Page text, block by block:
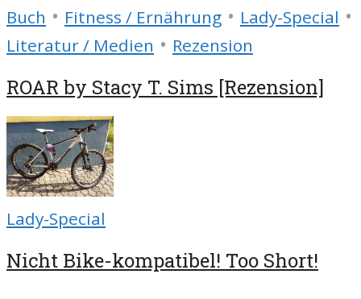
Buch • Fitness / Ernährung • Lady-Special •
Literatur / Medien • Rezension
ROAR by Stacy T. Sims [Rezension]
Lady-Special
Nicht Bike-kompatibel! Too Short!